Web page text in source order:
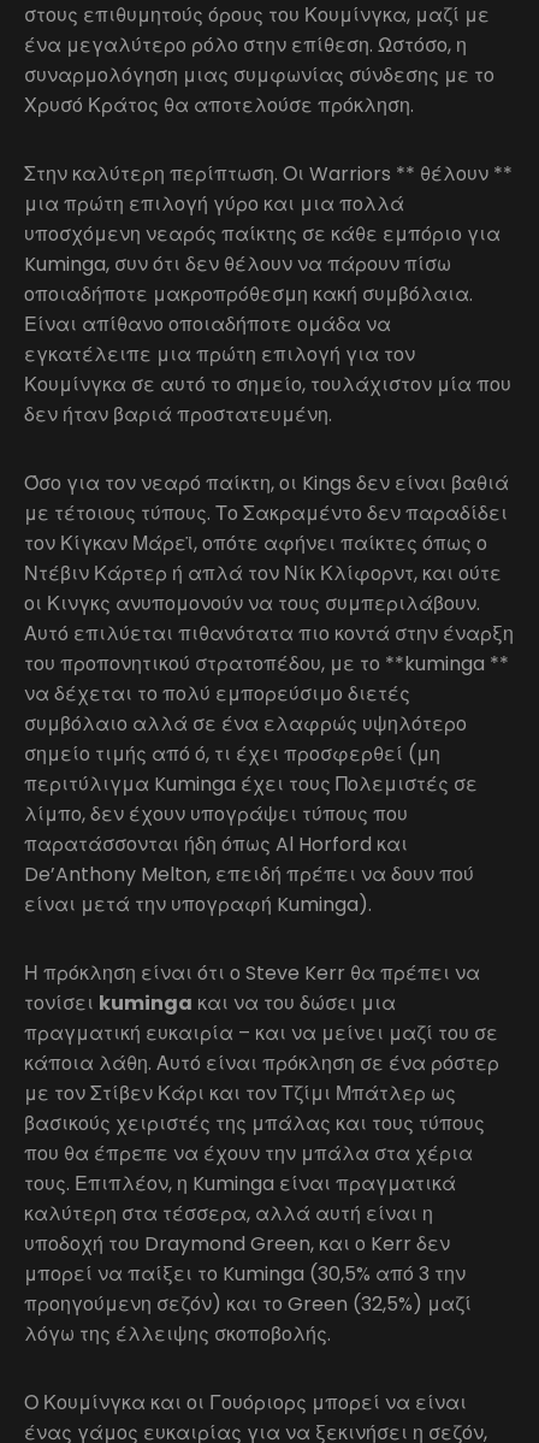
στους επιθυμητούς όρους του Κουμίνγκα, μαζί με
ένα μεγαλύτερο ρόλο στην επίθεση. Ωστόσο, η
συναρμολόγηση μιας συμφωνίας σύνδεσης με το
Χρυσό Κράτος θα αποτελούσε πρόκληση.
Στην καλύτερη περίπτωση. Οι Warriors ** θέλουν **
μια πρώτη επιλογή γύρο και μια πολλά
υποσχόμενη νεαρός παίκτης σε κάθε εμπόριο για
Kuminga, συν ότι δεν θέλουν να πάρουν πίσω
οποιαδήποτε μακροπρόθεσμη κακή συμβόλαια.
Είναι απίθανο οποιαδήποτε ομάδα να
εγκατέλειπε μια πρώτη επιλογή για τον
Κουμίνγκα σε αυτό το σημείο, τουλάχιστον μία που
δεν ήταν βαριά προστατευμένη.
Όσο για τον νεαρό παίκτη, οι Kings δεν είναι βαθιά
με τέτοιους τύπους. Το Σακραμέντο δεν παραδίδει
τον Κίγκαν Μάρεϊ, οπότε αφήνει παίκτες όπως ο
Ντέβιν Κάρτερ ή απλά τον Νίκ Κλίφορντ, και ούτε
οι Κινγκς ανυπομονούν να τους συμπεριλάβουν.
Αυτό επιλύεται πιθανότατα πιο κοντά στην έναρξη
του προπονητικού στρατοπέδου, με το **kuminga **
να δέχεται το πολύ εμπορεύσιμο διετές
συμβόλαιο αλλά σε ένα ελαφρώς υψηλότερο
σημείο τιμής από ό, τι έχει προσφερθεί (μη
περιτύλιγμα Kuminga έχει τους Πολεμιστές σε
λίμπο, δεν έχουν υπογράψει τύπους που
παρατάσσονται ήδη όπως Al Horford και
De’Anthony Melton, επειδή πρέπει να δουν πού
είναι μετά την υπογραφή Kuminga).
Η πρόκληση είναι ότι ο Steve Kerr θα πρέπει να
τονίσει kuminga και να του δώσει μια
πραγματική ευκαιρία – και να μείνει μαζί του σε
κάποια λάθη. Αυτό είναι πρόκληση σε ένα ρόστερ
με τον Στίβεν Κάρι και τον Τζίμι Μπάτλερ ως
βασικούς χειριστές της μπάλας και τους τύπους
που θα έπρεπε να έχουν την μπάλα στα χέρια
τους. Επιπλέον, η Kuminga είναι πραγματικά
καλύτερη στα τέσσερα, αλλά αυτή είναι η
υποδοχή του Draymond Green, και ο Kerr δεν
μπορεί να παίξει το Kuminga (30,5% από 3 την
προηγούμενη σεζόν) και το Green (32,5%) μαζί
λόγω της έλλειψης σκοποβολής.
Ο Κουμίνγκα και οι Γουόριορς μπορεί να είναι
ένας γάμος ευκαιρίας για να ξεκινήσει η σεζόν,